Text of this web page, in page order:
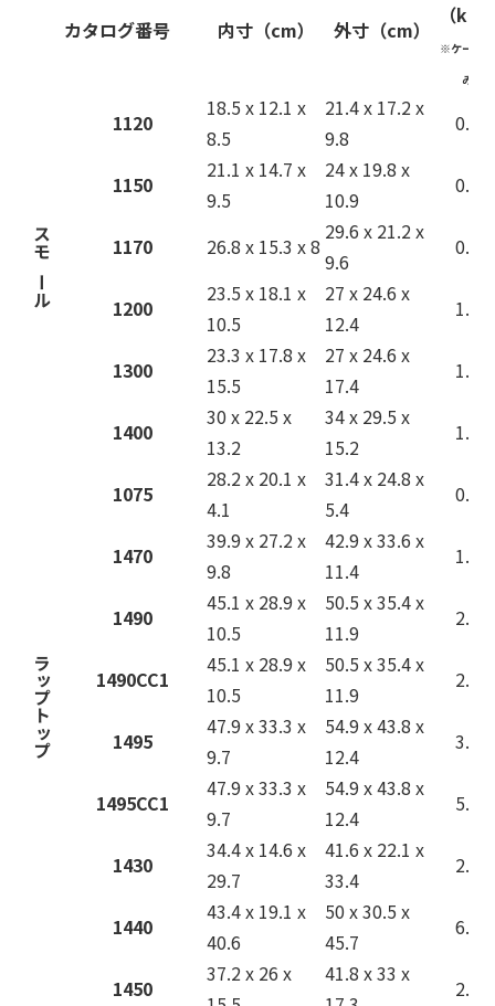
カタログ番号 内寸（cm） 外寸（cm）
（kg）
※ケースの
み
スモール
1120
18.5 x 12.1 x
8.5
21.4 x 17.2 x
9.8
0.6
1150
21.1 x 14.7 x
9.5
24 x 19.8 x
10.9
0.7
1170 26.8 x 15.3 x 8
29.6 x 21.2 x
9.6
0.9
1200
23.5 x 18.1 x
10.5
27 x 24.6 x
12.4
1.2
1300
23.3 x 17.8 x
15.5
27 x 24.6 x
17.4
1.4
1400
30 x 22.5 x
13.2
34 x 29.5 x
15.2
1.8
ラップトップ
1075
28.2 x 20.1 x
4.1
31.4 x 24.8 x
5.4
0.6
1470
39.9 x 27.2 x
9.8
42.9 x 33.6 x
11.4
1.9
1490
45.1 x 28.9 x
10.5
50.5 x 35.4 x
11.9
2.5
1490CC1
45.1 x 28.9 x
10.5
50.5 x 35.4 x
11.9
2.9
1495
47.9 x 33.3 x
9.7
54.9 x 43.8 x
12.4
3.3
1495CC1
47.9 x 33.3 x
9.7
54.9 x 43.8 x
12.4
5.0
1430
34.4 x 14.6 x
29.7
41.6 x 22.1 x
33.4
2.5
1440
43.4 x 19.1 x
40.6
50 x 30.5 x
45.7
6.6
1450
37.2 x 26 x
41.8 x 33 x
2.5